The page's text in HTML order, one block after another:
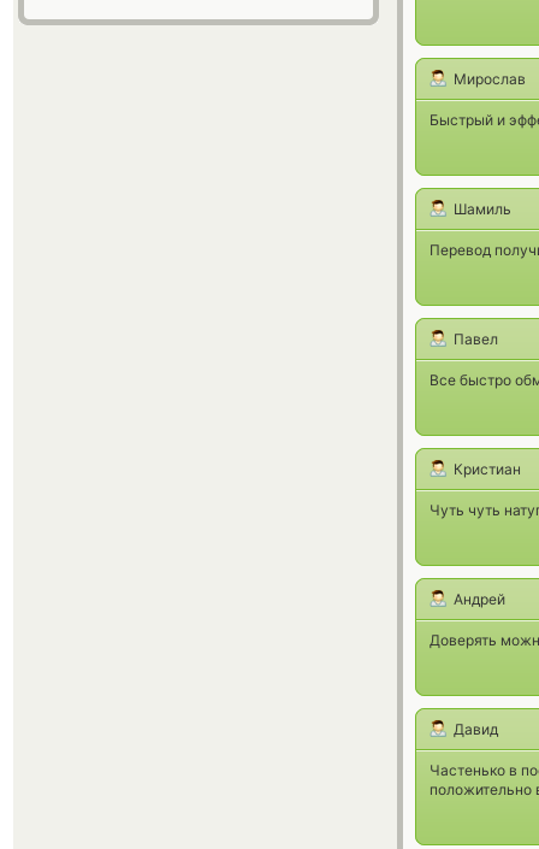
Мирослав
Быстрый и
Шамиль
Перевод
Павел
Все быстро
Кристиан
Чуть чуть
Андрей
Доверять
Давид
Частенько в
положительно